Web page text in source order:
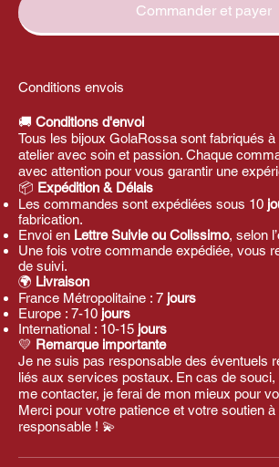
Commander et payer
Conditions envois
🚚 Conditions d'envoi
Tous les bijoux GolaRossa sont fabriqués
atelier avec soin et passion. Chaque
avec attention pour vous garantir une
📦 Expédition & Délais
Les commandes sont expédiées sous 10
fabrication.
Envoi en Lettre Suivie ou Colissimo, selon
Une fois votre commande expédiée, vous
de suivi.
🌍 Livraison
France Métropolitaine : 7 jours
Europe : 7-10 jours
International : 10-15 jours
💛 Remarque importante
Je ne suis pas responsable des éventuels
liés aux services postaux. En cas de souci,
me contacter, je ferai de mon mieux pour
Merci pour votre patience et votre soutien à
responsable ! 💫